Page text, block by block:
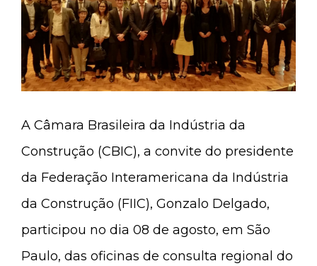
A Câmara Brasileira da Indústria da
Construção (CBIC), a convite do presidente
da Federação Interamericana da Indústria
da Construção (FIIC), Gonzalo Delgado,
participou no dia 08 de agosto, em São
Paulo, das oficinas de consulta regional do